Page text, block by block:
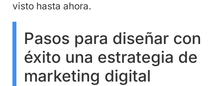
visto hasta ahora.
Pasos para diseñar con
éxito una estrategia de
marketing digital